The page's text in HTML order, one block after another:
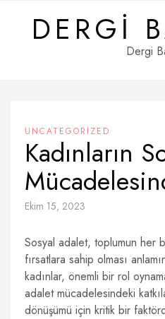
contentDERGI
Dergi
UNCATEGORIZED
Kadınların
Ekim 15, 2023
Sosyal adalet, toplumun her
fırsatlara sahip olması
kadınlar, önemli bir rol
adalet mücadelesindeki
dönüşümü için kritik bir